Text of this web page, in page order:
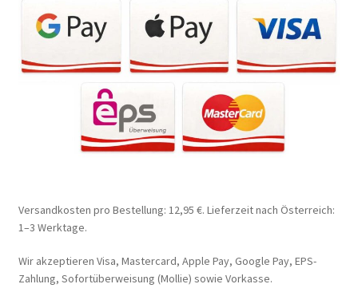
Versandkosten pro Bestellung: 12,95 €. Lieferzeit nach Österreich:
1–3 Werktage.
Wir akzeptieren Visa, Mastercard, Apple Pay, Google Pay, EPS-
Zahlung, Sofortüberweisung (Mollie) sowie Vorkasse.